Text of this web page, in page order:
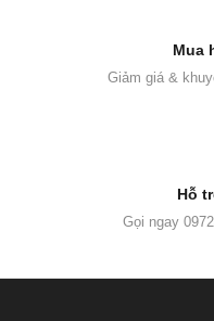
Mua
Giảm giá &
Hỗ
Gọi ngay